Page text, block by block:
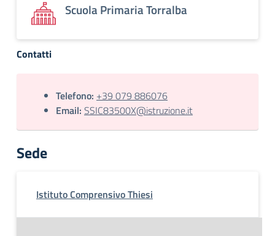
Scuola Primaria Torralba
Contatti
Telefono: +39 079 886076
Email: SSIC83500X@istruzione.it
Sede
Istituto Comprensivo Thiesi